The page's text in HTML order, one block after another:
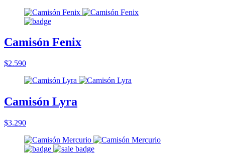
Camisón Fenix
$2.590
Camisón Lyra
$3.290